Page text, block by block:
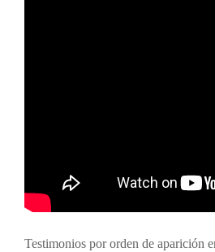
Testimonios por orden de aparición